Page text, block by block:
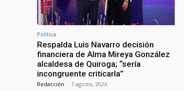
Política
Respalda Luis Navarro decisión
financiera de Alma Mireya González
alcaldesa de Quiroga; “sería
incongruente criticarla”
Redacción - 7 agosto, 2026